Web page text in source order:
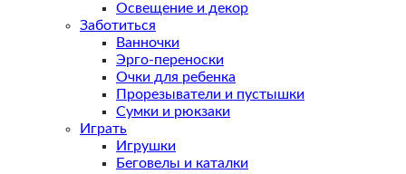
Освещение и декор
Заботиться
Ванночки
Эрго-переноски
Очки для ребенка
Прорезыватели и пустышки
Сумки и рюкзаки
Играть
Игрушки
Беговелы и каталки